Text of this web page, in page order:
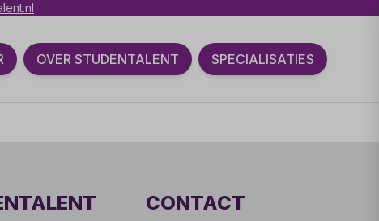
OVER STUDENTALENT SPECIALISATIES
CONTACT